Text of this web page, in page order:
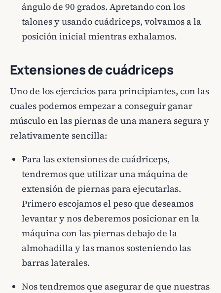
ángulo de 90 grados. Apretando con los
talones y usando cuádriceps, volvamos a la
posición inicial mientras exhalamos.
Extensiones de cuádriceps
Uno de los ejercicios para principiantes, con las
cuales podemos empezar a conseguir ganar
músculo en las piernas de una manera segura y
relativamente sencilla:
Para las extensiones de cuádriceps,
tendremos que utilizar una máquina de
extensión de piernas para ejecutarlas.
Primero escojamos el peso que deseamos
levantar y nos deberemos posicionar en la
máquina con las piernas debajo de la
almohadilla y las manos sosteniendo las
barras laterales.
Nos tendremos que asegurar de que nuestras